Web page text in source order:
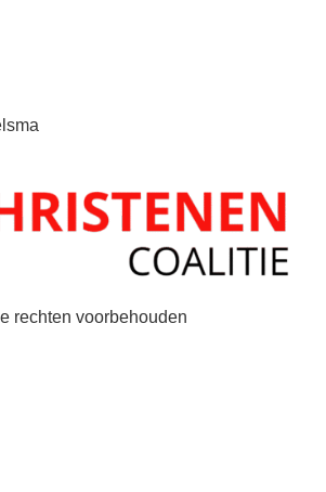
rechten voorbehouden